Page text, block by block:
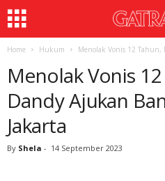
Home Hukum Menolak Vonis 12 Tahun,
Menolak Vonis
Dandy Ajukan
Jakarta
By Shela - 14 September 2023